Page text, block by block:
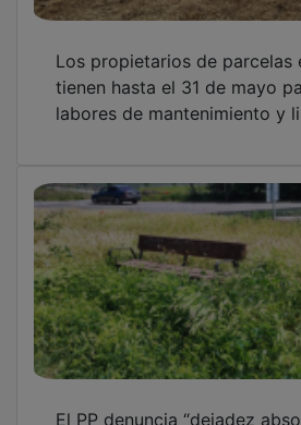
tienen hasta el 31 de mayo
labores de mantenimiento y